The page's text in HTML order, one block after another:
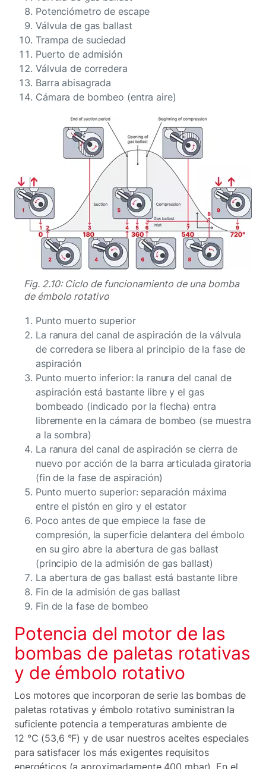
Potenciómetro de escape
Válvula de gas ballast
Trampa de suciedad
Puerto de admisión
Válvula de corredera
Barra abisagrada
Cámara de bombeo (entra aire)
Fig. 2.10: Ciclo de funcionamiento de una bomba
de émbolo rotativo
Punto muerto superior
La ranura del canal de aspiración de la válvula
de corredera se libera al principio de la fase de
aspiración
Punto muerto inferior: la ranura del canal de
aspiración está bastante libre y el gas
bombeado (indicado por la flecha) entra
libremente en la cámara de bombeo (se muestra
a la sombra)
La ranura del canal de aspiración se cierra de
nuevo por acción de la barra articulada giratoria
(fin de la fase de aspiración)
Punto muerto superior: separación máxima
entre el pistón en giro y el estator
Poco antes de que empiece la fase de
compresión, la superficie delantera del émbolo
en su giro abre la abertura de gas ballast
(principio de la admisión de gas ballast)
La abertura de gas ballast está bastante libre
Fin de la admisión de gas ballast
Fin de la fase de bombeo
Potencia del motor de las
bombas de paletas rotativas
y de émbolo rotativo
Los motores que incorporan de serie las bombas de
paletas rotativas y émbolo rotativo suministran la
suficiente potencia a temperaturas ambiente de
12 °C (53,6 °F) y de usar nuestros aceites especiales
para satisfacer los más exigentes requisitos
energéticos (a aproximadamente 400 mbar). En el